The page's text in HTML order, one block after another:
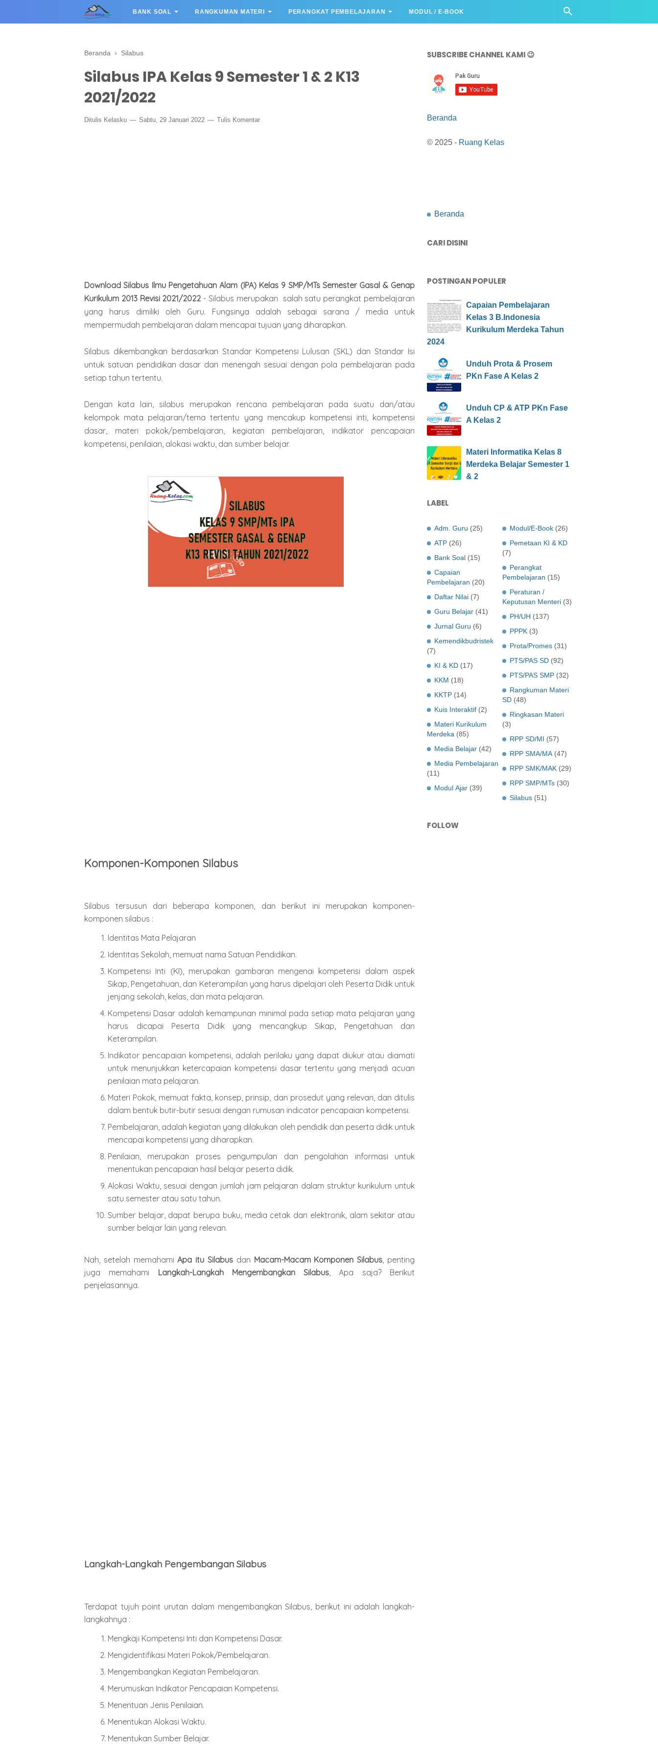
BANK SOAL RANGKUMAN MATERI PERANGKAT PEMBELAJARAN MODUL / E-BOOK
Beranda › Silabus
Silabus IPA Kelas 9 Semester 1 & 2 K13
2021/2022
Ditulis Kelasku Sabtu, 29 Januari 2022 Tulis Komentar
Download Silabus Ilmu Pengetahuan Alam (IPA) Kelas 9 SMP/MTs Semester Gasal & Genap
Kurikulum 2013 Revisi 2021/2022 -Silabus merupakan salah satu perangkat pembelajaran
yang harus dimiliki oleh Guru. Fungsinya adalah sebagai sarana / media untuk
mempermudah pembelajaran dalam mencapai tujuan yang diharapkan.
Silabus dikembangkan berdasarkan Standar Kompetensi Lulusan (SKL) dan Standar Isi
untuk satuan pendidikan dasar dan menengah sesuai dengan pola pembelajaran pada
setiap tahun tertentu.
Dengan kata lain, silabus merupakan rencana pembelajaran pada suatu dan/atau
kelompok mata pelajaran/tema tertentu yang mencakup kompetensi inti, kompetensi
dasar, materi pokok/pembelajaran, kegiatan pembelajaran, indikator pencapaian
kompetensi, penilaian, alokasi waktu, dan sumber belajar.
Komponen-Komponen Silabus
Silabus tersusun dari beberapa komponen, dan berikut ini merupakan komponen-
komponen silabus :
Identitas Mata Pelajaran
Identitas Sekolah, memuat nama Satuan Pendidikan.
Kompetensi Inti (KI), merupakan gambaran mengenai kompetensi dalam aspek
Sikap, Pengetahuan, dan Keterampilan yang harus dipelajari oleh Peserta Didik untuk
jenjang sekolah, kelas, dan mata pelajaran.
Kompetensi Dasar adalah kemampunan minimal pada setiap mata pelajaran yang
harus dicapai Peserta Didik yang mencangkup Sikap, Pengetahuan dan
Keterampilan.
Indikator pencapaian kompetensi, adalah perilaku yang dapat diukur atau diamati
untuk menunjukkan ketercapaian kompetensi dasar tertentu yang menjadi acuan
penilaian mata pelajaran.
Materi Pokok, memuat fakta, konsep, prinsip, dan prosedut yang relevan, dan ditulis
dalam bentuk butir-butir sesuai dengan rumusan indicator pencapaian kompetensi.
Pembelajaran, adalah kegiatan yang dilakukan oleh pendidik dan peserta didik untuk
mencapai kompetensi yang diharapkan.
Penilaian, merupakan proses pengumpulan dan pengolahan informasi untuk
menentukan pencapaian hasil belajar peserta didik.
Alokasi Waktu, sesuai dengan jumlah jam pelajaran dalam struktur kurikulum untuk
satu semester atau satu tahun.
Sumber belajar, dapat berupa buku, media cetak dan elektronik, alam sekitar atau
sumber belajar lain yang relevan.
Nah, setelah memahamiApa itu Silabus dan Macam-Macam Komponen Silabus , penting
juga memahami Langkah-Langkah Mengembangkan Silabus , Apa saja? Berikut
penjelasannya.
Langkah-Langkah Pengembangan Silabus
Terdapat tujuh point urutan dalam mengembangkan Silabus, berikut ini adalah langkah-
langkahnya :
Mengkaji Kompetensi Inti dan Kompetensi Dasar.
Mengidentifikasi Materi Pokok/Pembelajaran.
Mengembangkan Kegiatan Pembelajaran.
Merumuskan Indikator Pencapaian Kompetensi.
Menentuan Jenis Penilaian.
Menentukan Alokasi Waktu.
Menentukan Sumber Belajar.
SUBSCRIBE CHANNEL KAMI 😉
Beranda
© 2025 - Ruang Kelas
Beranda
CARI DISINI
POSTINGAN POPULER
Capaian Pembelajaran
Kelas 3 B.Indonesia
Kurikulum Merdeka Tahun
2024
Unduh Prota & Prosem
PKn Fase A Kelas 2
Unduh CP & ATP PKn Fase
A Kelas 2
Materi Informatika Kelas 8
Merdeka Belajar Semester 1
& 2
LABEL
Adm. Guru (25)
ATP (26)
Bank Soal (15)
Capaian
Pembelajaran (20)
Daftar Nilai (7)
Guru Belajar (41)
Jurnal Guru (6)
Kemendikbudristek
(7)
KI & KD (17)
KKM (18)
KKTP (14)
Kuis Interaktif (2)
Materi Kurikulum
Merdeka (85)
Media Belajar (42)
Media Pembelajaran
(11)
Modul Ajar (39)
Modul/E-Book (26)
Pemetaan KI & KD
(7)
Perangkat
Pembelajaran (15)
Peraturan /
Keputusan Menteri (3)
PH/UH (137)
PPPK (3)
Prota/Promes (31)
PTS/PAS SD (92)
PTS/PAS SMP (32)
Rangkuman Materi
SD (48)
Ringkasan Materi
(3)
RPP SD/MI (57)
RPP SMA/MA (47)
RPP SMK/MAK (29)
RPP SMP/MTs (30)
Silabus (51)
FOLLOW